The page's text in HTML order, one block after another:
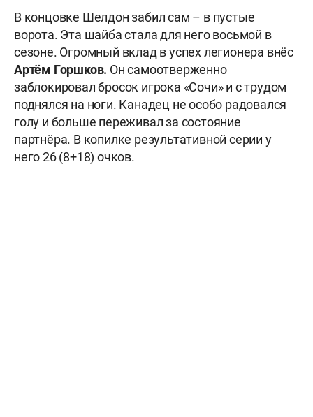
В концовке Шелдон забил сам – в пустые
ворота. Эта шайба стала для него восьмой в
сезоне. Огромный вклад в успех легионера внёс
Артём Горшков. Он самоотверженно
заблокировал бросок игрока «Сочи» и с трудом
поднялся на ноги. Канадец не особо радовался
голу и больше переживал за состояние
партнёра. В копилке результативной серии у
него 26 (8+18) очков.